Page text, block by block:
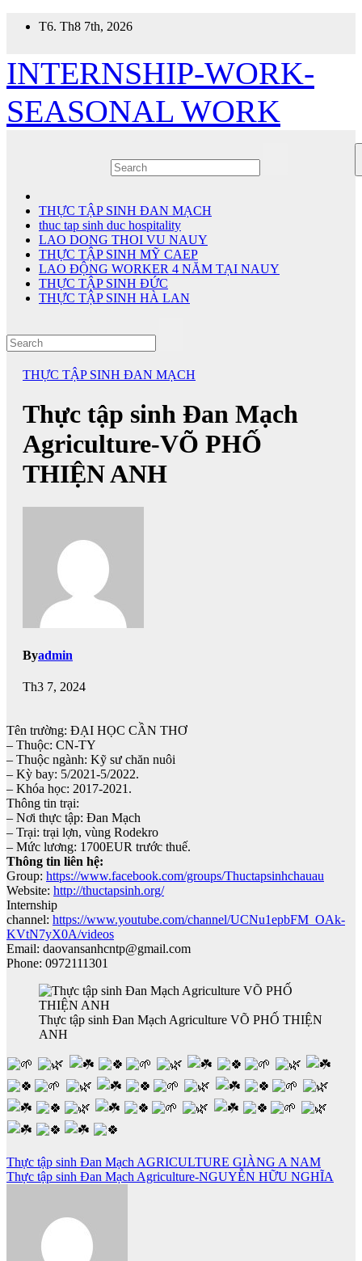
T6. Th8 7th, 2026
INTERNSHIP-WORK-
SEASONAL WORK
THỰC TẬP SINH ĐAN MẠCH
thuc tap sinh duc hospitality
LAO DONG THOI VU NAUY
THỰC TẬP SINH MỸ CAEP
LAO ĐỘNG WORKER 4 NĂM TẠI NAUY
THỰC TẬP SINH ĐỨC
THỰC TẬP SINH HÀ LAN
THỰC TẬP SINH ĐAN MẠCH
Thực tập sinh Đan Mạch
Agriculture-VÕ PHỐ
THIỆN ANH
Byadmin
Th3 7, 2024
Tên trường: ĐẠI HỌC CẦN THƠ
– Thuộc: CN-TY
– Thuộc ngành: Kỹ sư chăn nuôi
– Kỳ bay: 5/2021-5/2022.
– Khóa học: 2017-2021.
Thông tin trại:
– Nơi thực tập: Đan Mạch
– Trại: trại lợn, vùng Rodekro
– Mức lương: 1700EUR trước thuế.
Thông tin liên hệ:
Group: https://www.facebook.com/groups/Thuctapsinhchauau
Website: http://thuctapsinh.org/
Internship
channel: https://www.youtube.com/channel/UCNu1epbFM_OAk-
KVtN7yX0A/videos
Email: daovansanhcntp@gmail.com
Phone: 0972111301
Thực tập sinh Đan Mạch Agriculture VÕ PHỐ THIỆN
ANH
Điều
hướng
Thực tập sinh Đan Mạch AGRICULTURE GIÀNG A NAM
Thực tập sinh Đan Mạch Agriculture-NGUYỄN HỮU NGHĨA